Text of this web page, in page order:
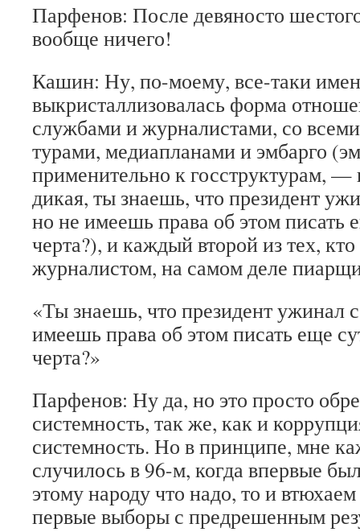
Парфенов: После девяносто
вообще ничего!
Кашин: Ну, по-моему, все-таки
выкристаллизовалась форма
службами и журналистами, со
турами, медиапланами и эмбарго
применительно к госструктурам, —
дикая, ты знаешь, что президент
но не имеешь права об этом писать
черта?), и каждый второй из тех, кто
журналистом, на самом деле
«Ты знаешь, что президент ужинал
имеешь права об этом писать еще
черта?»
Парфенов: Ну да, но это просто
системность, так же, как и
системность. Но в принципе, мне
случилось в 96-м, когда впервые
этому народу что надо, то и
первые выборы с предрешенным